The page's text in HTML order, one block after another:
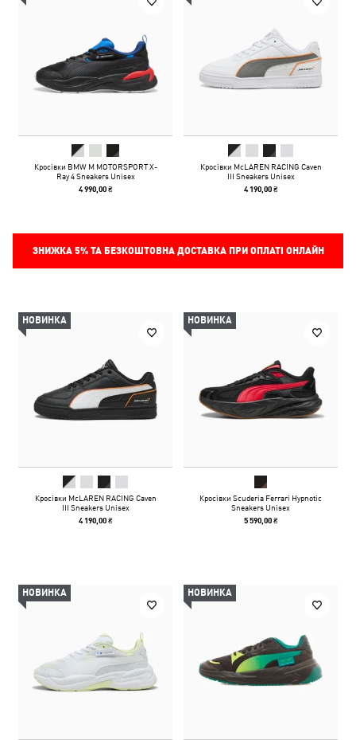
Кросівки BMW M MOTORSPORT X-
Ray 4 Sneakers Unisex
4 990,00 ₴
Кросівки McLAREN RACING Caven
III Sneakers Unisex
4 190,00 ₴
ЗНИЖКА 5%ТА БЕЗКОШТОВНА ДОСТАВКА ПРИ ОПЛАТІ ОНЛАЙН
НОВИНКА
Кросівки McLAREN RACING Caven
III Sneakers Unisex
4 190,00 ₴
НОВИНКА
Кросівки Scuderia Ferrari Hypnotic
Sneakers Unisex
5 590,00 ₴
НОВИНКА НОВИНКА